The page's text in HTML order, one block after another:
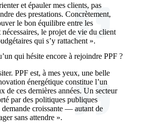
et épauler mes clients, pas
des prestations. Concrètement,
le bon équilibre entre les
le projet de vie du client
qui s’y rattachent ».
qui hésite encore à rejoindre PPF ?
PPF est, à mes yeux, une belle
énergétique constitue l’un
de ces dernières années. Un secteur
par des politiques publiques
demande croissante — autant de
sans attendre ».